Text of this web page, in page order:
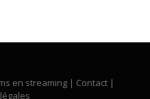
en streaming | Contact |